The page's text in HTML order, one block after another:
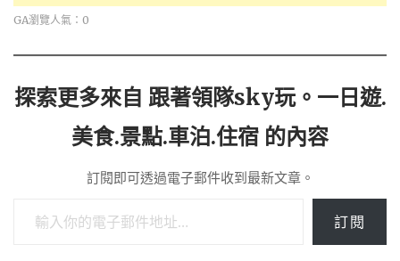
GA瀏覽人氣：0
探索更多來自 跟著領隊sky玩。一日遊.
美食.景點.車泊.住宿 的內容
訂閱即可透過電子郵件收到最新文章。
訂閱